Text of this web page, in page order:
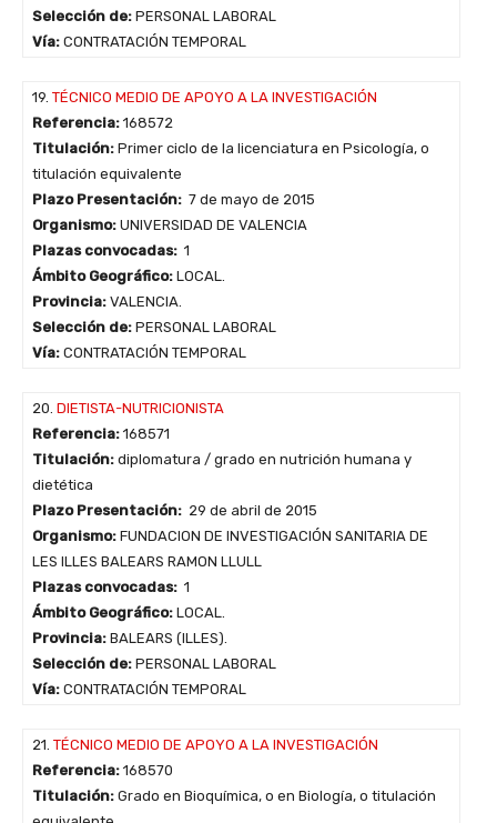
Selección de: PERSONAL LABORAL
Vía: CONTRATACIÓN TEMPORAL
19. TÉCNICO MEDIO DE APOYO A LA INVESTIGACIÓN
Referencia: 168572
Titulación: Primer ciclo de la licenciatura en Psicología, o
titulación equivalente
Plazo Presentación: 7 de mayo de 2015
Organismo: UNIVERSIDAD DE VALENCIA
Plazas convocadas: 1
Ámbito Geográfico: LOCAL.
Provincia: VALENCIA.
Selección de: PERSONAL LABORAL
Vía: CONTRATACIÓN TEMPORAL
20. DIETISTA-NUTRICIONISTA
Referencia: 168571
Titulación: diplomatura / grado en nutrición humana y
dietética
Plazo Presentación: 29 de abril de 2015
Organismo: FUNDACION DE INVESTIGACIÓN SANITARIA DE
LES ILLES BALEARS RAMON LLULL
Plazas convocadas: 1
Ámbito Geográfico: LOCAL.
Provincia: BALEARS (ILLES).
Selección de: PERSONAL LABORAL
Vía: CONTRATACIÓN TEMPORAL
21. TÉCNICO MEDIO DE APOYO A LA INVESTIGACIÓN
Referencia: 168570
Titulación: Grado en Bioquímica, o en Biología, o titulación